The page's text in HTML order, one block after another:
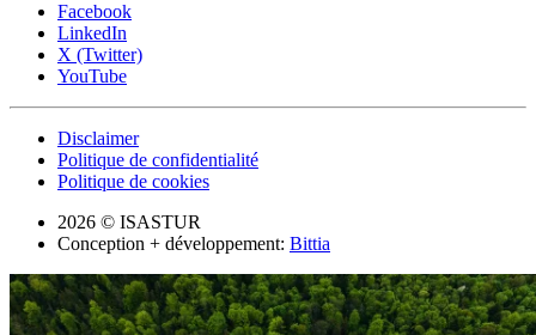
Facebook
LinkedIn
X (Twitter)
YouTube
Disclaimer
Politique de confidentialité
Politique de cookies
2026 © ISASTUR
Conception + développement: Bittia